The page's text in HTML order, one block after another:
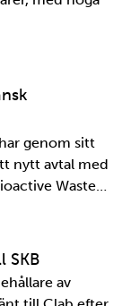
genom sitt
nytt avtal med
Waste
…
SKB
av